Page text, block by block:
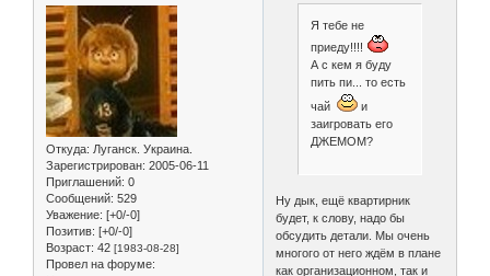
Откуда: Луганск. Украина.
Зарегистрирован: 2005-06-11
Приглашений: 0
Сообщений: 529
Уважение: [+0/-0]
Позитив: [+0/-0]
Возраст: 42 [1983-08-28]
Провел на форуме:
Я тебе не
приеду!!!!
А с кем я буду
пить пи... то есть
чай
и
заигровать его
ДЖЕМОМ?
Ну дык, ещё квартирник
будет, к слову, надо бы
обсудить детали. Мы очень
многого от него ждём в плане
как организационном, так и